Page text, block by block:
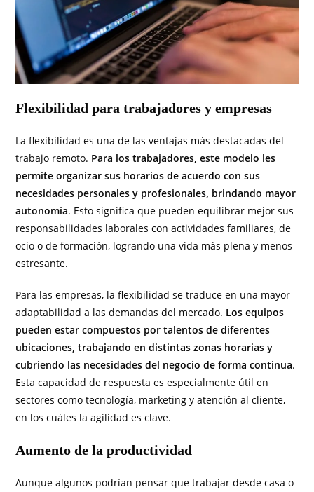
Flexibilidad para trabajadores y empresas
La flexibilidad es una de las ventajas más destacadas del
trabajo remoto. Para los trabajadores, este modelo les
permite organizar sus horarios de acuerdo con sus
necesidades personales y profesionales, brindando mayor
autonomía. Esto significa que pueden equilibrar mejor sus
responsabilidades laborales con actividades familiares, de
ocio o de formación, logrando una vida más plena y menos
estresante.
Para las empresas, la flexibilidad se traduce en una mayor
adaptabilidad a las demandas del mercado. Los equipos
pueden estar compuestos por talentos de diferentes
ubicaciones, trabajando en distintas zonas horarias y
cubriendo las necesidades del negocio de forma continua.
Esta capacidad de respuesta es especialmente útil en
sectores como tecnología, marketing y atención al cliente,
en los cuáles la agilidad es clave.
Aumento de la productividad
Aunque algunos podrían pensar que trabajar desde casa o